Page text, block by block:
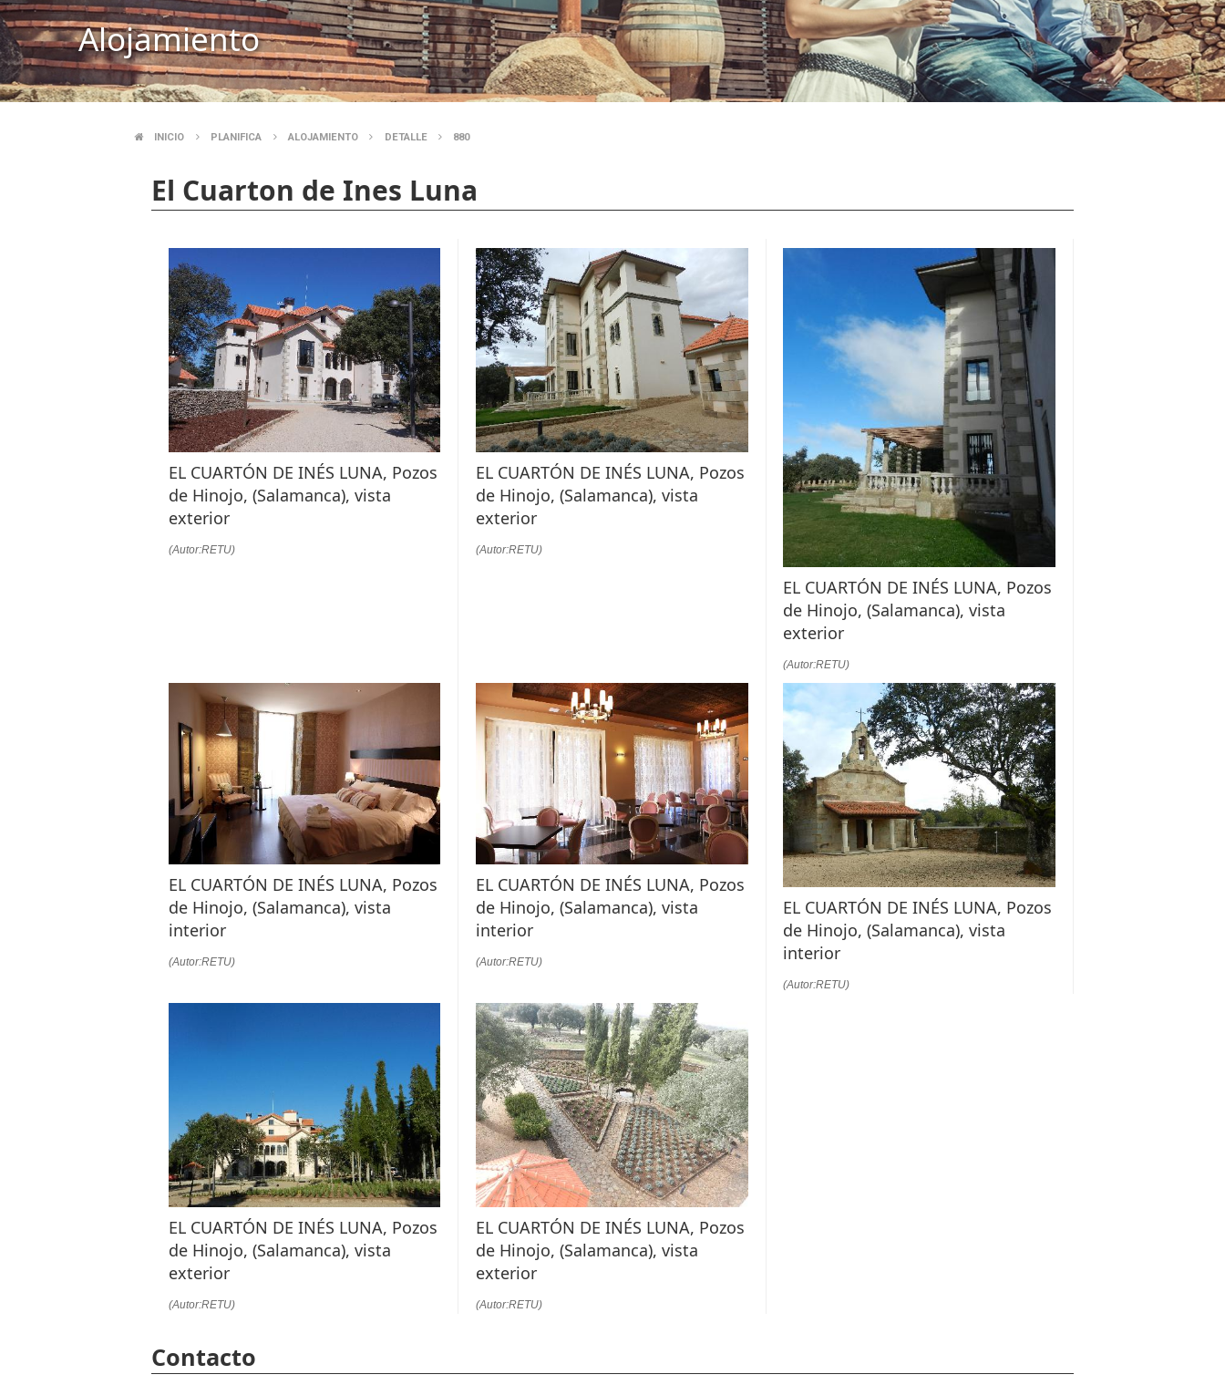
Alojamiento
ENLACES
AYUDA
NAVEGACIÓN
INICIO PLANIFICA ALOJAMIENTO DETALLE 880
El Cuarton de Ines Luna
EL CUARTÓN DE INÉS LUNA, Pozos
de Hinojo, (Salamanca), vista
exterior
(Autor:RETU)
EL CUARTÓN DE INÉS LUNA, Pozos
de Hinojo, (Salamanca), vista
exterior
(Autor:RETU)
EL CUARTÓN DE INÉS LUNA, Pozos
de Hinojo, (Salamanca), vista
exterior
(Autor:RETU)
EL CUARTÓN DE INÉS LUNA, Pozos
de Hinojo, (Salamanca), vista
interior
(Autor:RETU)
EL CUARTÓN DE INÉS LUNA, Pozos
de Hinojo, (Salamanca), vista
interior
(Autor:RETU)
EL CUARTÓN DE INÉS LUNA, Pozos
de Hinojo, (Salamanca), vista
interior
(Autor:RETU)
EL CUARTÓN DE INÉS LUNA, Pozos
de Hinojo, (Salamanca), vista
exterior
(Autor:RETU)
EL CUARTÓN DE INÉS LUNA, Pozos
de Hinojo, (Salamanca), vista
exterior
(Autor:RETU)
Contacto